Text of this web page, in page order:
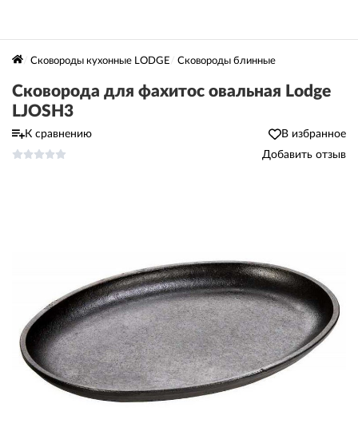
Сковороды кухонные LODGE Сковороды блинные
Сковорода для фахитос овальная Lodge
LJOSH3
К сравнению
В избранное
Добавить отзыв